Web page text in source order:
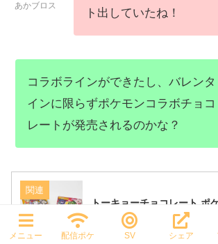
あかブロス
ト出していたね！
コラボラインができたし、バレンタ
インに限らずポケモンコラボチョコ
レートが発売されるのかな？
関連
トーキョーチョコレート ポ
BOX/ポケモンなかよしBOX
メニュー 配信ポケ SV シェア